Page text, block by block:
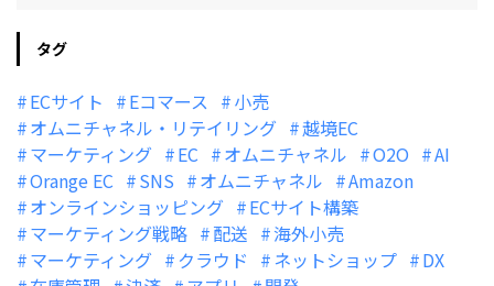
タグ
ECサイト Eコマース
小売
オムニチャネル・リテイリング
越境EC
マーケティング
EC オムニチャネル O2O
AI
Orange EC
SNS オムニチャネル
Amazon
オンラインショッピング
ECサイト構築
マーケティング戦略
配送
海外小売
マーケティング
クラウド ネットショップ
DX